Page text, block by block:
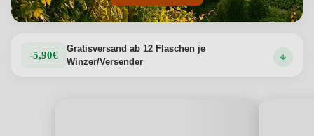
-5,90€
Gratisversand ab 12 Flaschen je
Winzer/Versender